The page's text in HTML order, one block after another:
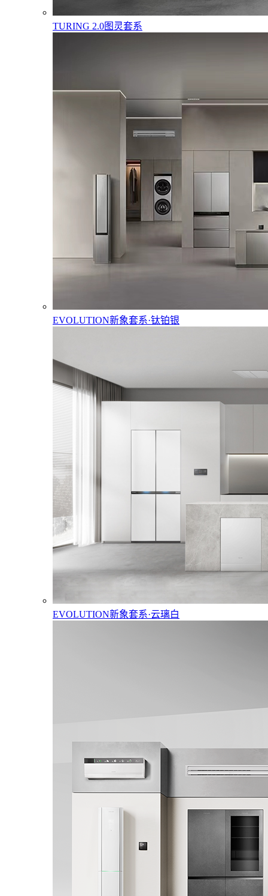
TURING 2.0图灵套系
EVOLUTION新象套系·钛铂银
EVOLUTION新象套系·云璃白